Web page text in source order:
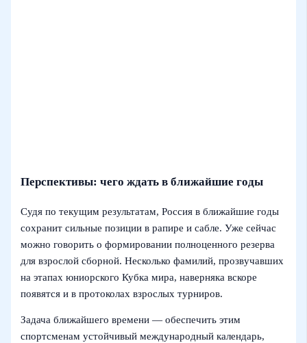
Перспективы: чего ждать в ближайшие годы
Судя по текущим результатам, Россия в ближайшие годы
сохранит сильные позиции в рапире и сабле. Уже сейчас
можно говорить о формировании полноценного резерва
для взрослой сборной. Несколько фамилий, прозвучавших
на этапах юниорского Кубка мира, наверняка вскоре
появятся и в протоколах взрослых турниров.
Задача ближайшего времени — обеспечить этим
спортсменам устойчивый международный календарь,